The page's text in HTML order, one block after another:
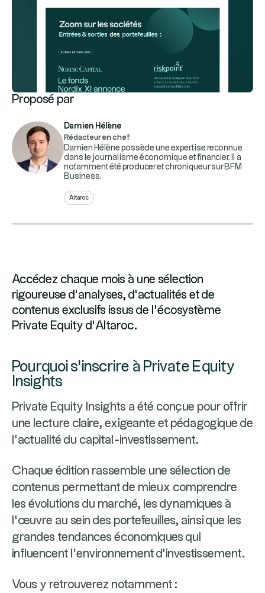
Proposé par
Damien Hélène
Rédacteur en chef
Damien Hélène possède une expertise reconnue
dans le journalisme économique et financier. Il a
notamment été producer et chroniqueur sur BFM
Business.
Altaroc
Accédez chaque mois à une sélection
rigoureuse d’analyses, d’actualités et de
contenus exclusifs issus de l’écosystème
Private Equity d’Altaroc.
Pourquoi s’inscrire à Private Equity
Insights
Private Equity Insights a été conçue pour offrir
une lecture claire, exigeante et pédagogique de
l’actualité du capital-investissement.
Chaque édition rassemble une sélection de
contenus permettant de mieux comprendre
les évolutions du marché, les dynamiques à
l’œuvre au sein des portefeuilles, ainsi que les
grandes tendances économiques qui
influencent l’environnement d’investissement.
Vous y retrouverez notamment :